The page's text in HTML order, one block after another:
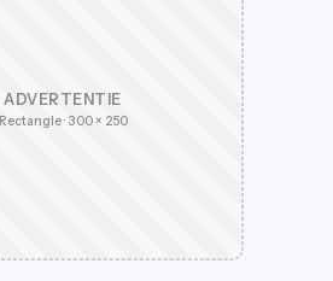
ADVERTENTIE
Rectangle · 300 × 250